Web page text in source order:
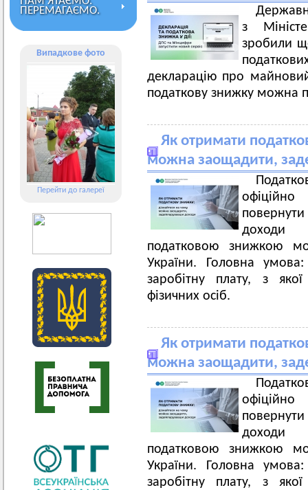
ПЕРЕМАГАЄМО.
Випадкове фото
Перейти до галереї
з
зробили
декларацію про
податкову знижку можна
Як отримати
можна заощадити,
доходи
податковою знижкою
України. Головна
заробітну плату, з
фізичних осіб.
Як отримати
можна заощадити,
доходи
податковою знижкою
України. Головна
заробітну плату, з